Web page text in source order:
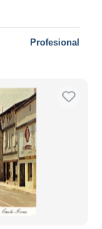
Profesional